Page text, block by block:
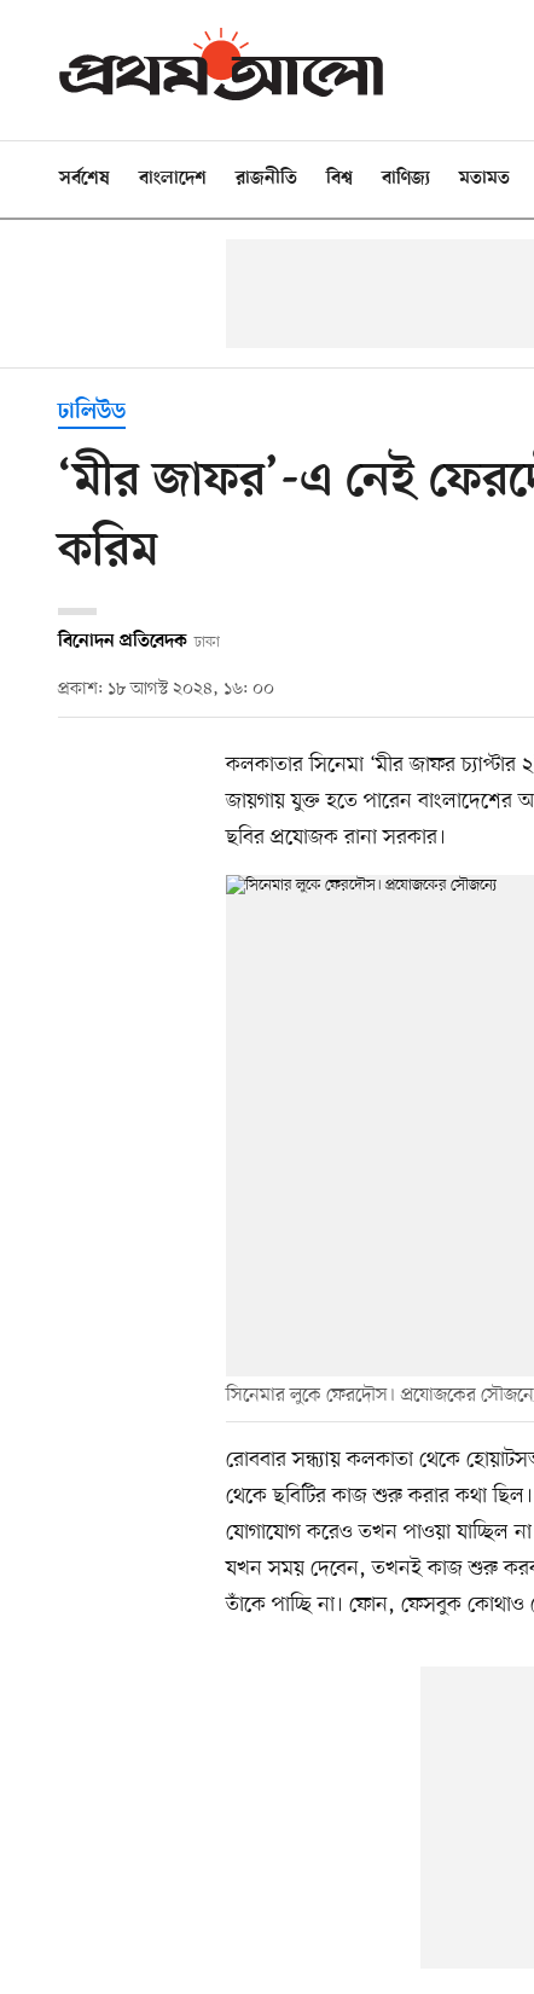
সর্বশেষ বাংলাদেশ রাজনীতি বিশ্ব বাণিজ্য মতামত
ঢালিউড
‘মীর জাফর’-এ নেই
করিম
বিনোদন প্রতিবেদক ঢাকা
প্রকাশ: ১৮ আগস্ট ২০২৪, ১৬: ০০
কলকাতার সিনেমা ‘মীর জাফর
জায়গায় যুক্ত হতে পারেন
ছবির প্রযোজক রানা সরকার।
সিনেমার লুকে ফেরদৌস। প্রযোজকের
রোববার সন্ধ্যায় কলকাতা থেকে
থেকে ছবিটির কাজ শুরু করার কথা
যোগাযোগ করেও তখন পাওয়া যাচ্ছিল
যখন সময় দেবেন, তখনই কাজ শুরু
তাঁকে পাচ্ছি না। ফোন, ফেসবুক কোথাও